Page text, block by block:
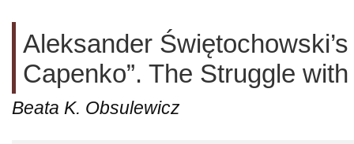
Aleksander Świętochowski’s
Capenko”. The Struggle
Beata K. Obsulewicz